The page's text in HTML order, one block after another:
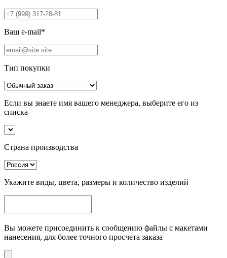
Ваш e-mail*
Тип покупки
Если вы знаете имя вашего менеджера, выберите его из
списка
Страна производства
Укажите виды, цвета, размеры и количество изделий
Вы можете присоединить к сообщению файлы с макетами
нанесения, для более точного просчета заказа